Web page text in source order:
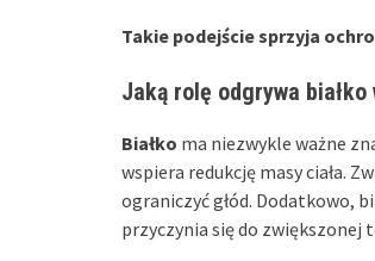
Takie podejście sprzyja
Jaką rolę odgrywa
Białko ma niezwykle ważne
wspiera redukcję masy ciała.
ograniczyć głód. Dodatkowo,
przyczynia się do zwiększonej